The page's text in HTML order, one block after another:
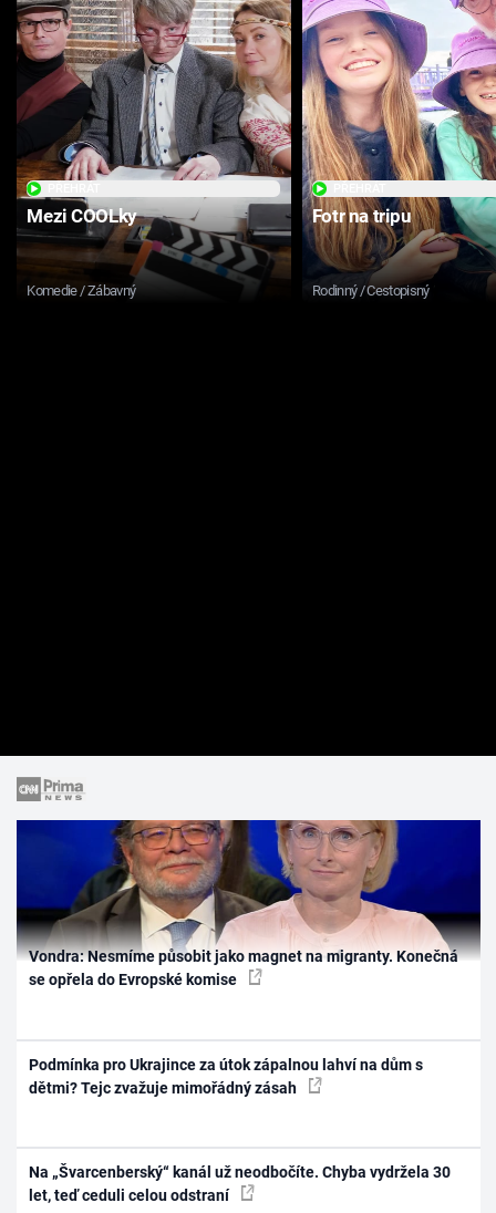
Mezi COOLky
Komedie / Zábavný
Fotr na tripu
Rodinný / Cestopisný
Vondra: Nesmíme působit jako magnet na migranty. Konečná
se opřela do Evropské komise
Podmínka pro Ukrajince za útok zápalnou lahví na dům s
dětmi? Tejc zvažuje mimořádný zásah
Na „Švarcenberský“ kanál už neodbočíte. Chyba vydržela 30
let, teď ceduli celou odstraní